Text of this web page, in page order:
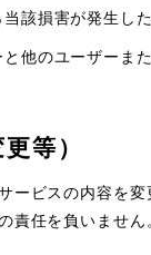
該損害が発生し
他のユーザーま
等）
ービスの内容を
責任を負いません